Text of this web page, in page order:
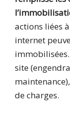
actions liées
internet
site
de charges.